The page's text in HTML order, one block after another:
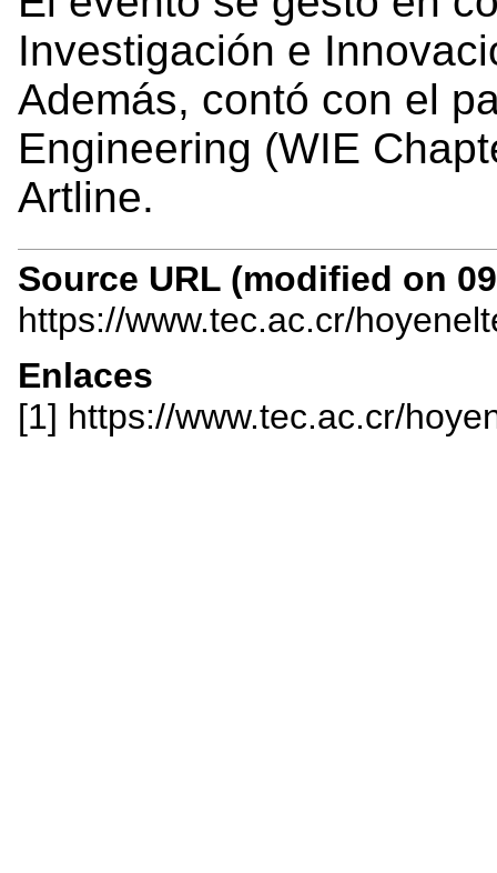
Investigación e
Además, contó con el
Engineering (WIE
Artline.
Source URL (modified on
https://www.tec.ac.cr/
Enlaces
[1] https://www.tec.ac.cr/